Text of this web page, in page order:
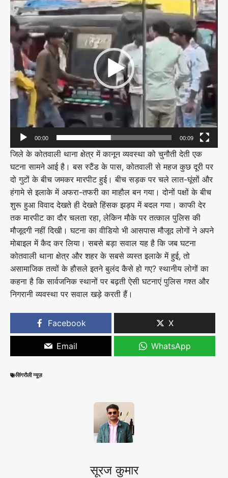
Player
00:00 00:09
जिले के कोतवाली थाना क्षेत्र में कानून व्यवस्था को चुनौती देती एक
घटना सामने आई है। बस स्टैंड के पास, कोतवाली से महज कुछ दूरी पर
दो गुटों के बीच जमकर मारपीट हुई। बीच सड़क पर चले लात-घूंसों और
हंगामे से इलाके में अफरा-तफरी का माहौल बन गया। दोनों पक्षों के बीच
शुरू हुआ विवाद देखते ही देखते हिंसक झड़प में बदल गया। काफी देर
तक मारपीट का दौर चलता रहा, लेकिन मौके पर तत्काल पुलिस की
मौजूदगी नहीं दिखी। घटना का वीडियो भी आसपास मौजूद लोगों ने अपने
मोबाइल में कैद कर लिया। सबसे बड़ा सवाल यह है कि जब घटना
कोतवाली थाना क्षेत्र और शहर के सबसे व्यस्त इलाके में हुई, तो
असामाजिक तत्वों के हौसले इतने बुलंद कैसे हो गए? स्थानीय लोगों का
कहना है कि सार्वजनिक स्थानों पर बढ़ती ऐसी घटनाएं पुलिस गश्त और
निगरानी व्यवस्था पर सवाल खड़े करती हैं।
Facebook X
Email WhatsApp
सिंगरौली न्यूज़
सूरज कुमार